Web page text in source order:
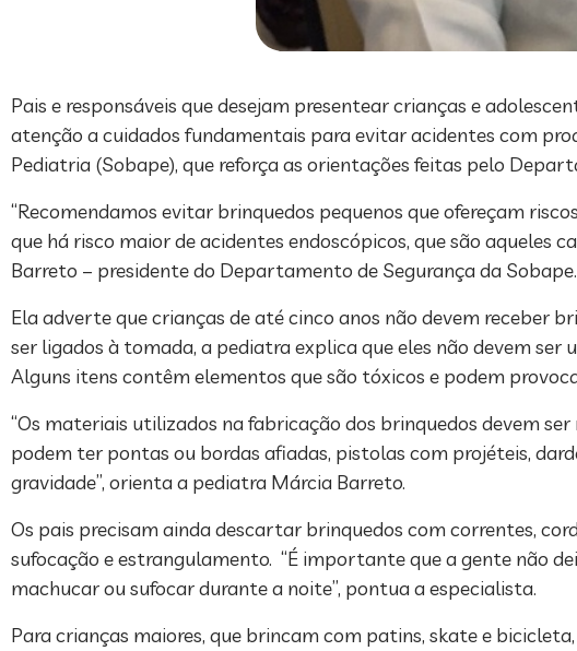
Pais e responsáveis que desejam presentear crianças e
atenção a cuidados fundamentais para evitar acidentes com
Pediatria (Sobape), que reforça as orientações feitas pelo
“Recomendamos evitar brinquedos pequenos que ofereçam
que há risco maior de acidentes endoscópicos, que são aqueles
Barreto – presidente do Departamento de Segurança da Sobape.
Ela adverte que crianças de até cinco anos não devem receber
ser ligados à tomada, a pediatra explica que eles não devem
Alguns itens contêm elementos que são tóxicos e podem
“Os materiais utilizados na fabricação dos brinquedos devem
podem ter pontas ou bordas afiadas, pistolas com projéteis,
gravidade”, orienta a pediatra Márcia Barreto.
Os pais precisam ainda descartar brinquedos com correntes,
sufocação e estrangulamento. “É importante que a gente não
machucar ou sufocar durante a noite”, pontua a especialista.
Para crianças maiores, que brincam com patins, skate e